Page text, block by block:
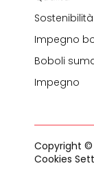
Sostenibilità
Impegno
Boboli
Impegno
Copyright ©
Cookies